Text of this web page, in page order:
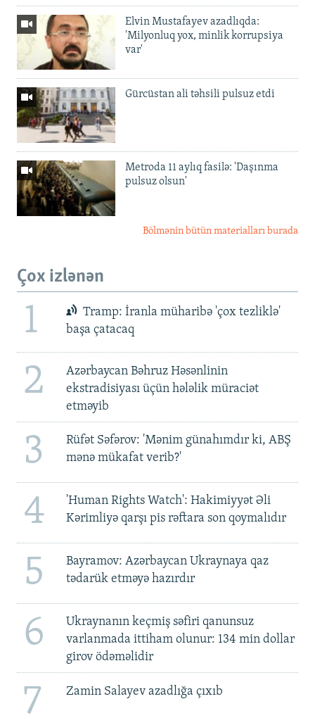
Elvin Mustafayev azadlıqda:
'Milyonluq yox, minlik korrupsiya
var'
Gürcüstan ali təhsili pulsuz etdi
Metroda 11 aylıq fasilə: 'Daşınma
pulsuz olsun'
Bölmənin bütün materialları burada
Çox izlənən
1
Tramp: İranla müharibə 'çox tezliklə'
başa çatacaq
2
Azərbaycan Bəhruz Həsənlinin
ekstradisiyası üçün hələlik müraciət
etməyib
3
Rüfət Səfərov: 'Mənim günahımdır ki, ABŞ
mənə mükafat verib?'
4
'Human Rights Watch': Hakimiyyət Əli
Kərimliyə qarşı pis rəftara son qoymalıdır
5
Bayramov: Azərbaycan Ukraynaya qaz
tədarük etməyə hazırdır
6
Ukraynanın keçmiş səfiri qanunsuz
varlanmada ittiham olunur: 134 min dollar
girov ödəməlidir
7 Zamin Salayev azadlığa çıxıb